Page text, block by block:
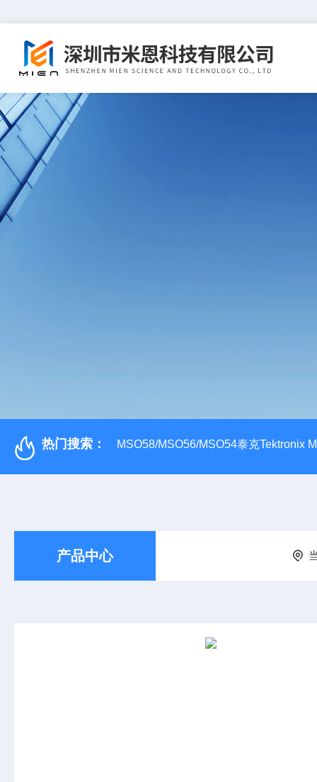
热门搜索： MSO58/MSO56/MSO54泰克Tektronix
产品中心